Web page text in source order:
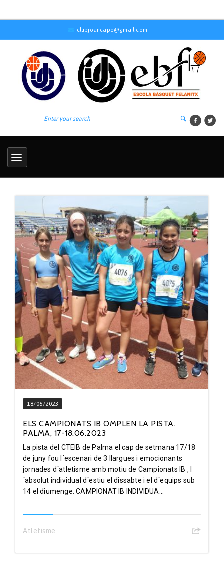
clubjoancapo@gmail.com
18/06/2023
ELS CAMPIONATS IB OMPLEN LA PISTA.
PALMA, 17-18.06.2023
La pista del CTEIB de Palma el cap de setmana 17/18
de juny fou l´escenari de 3 llargues i emocionants
jornades d´atletisme amb motiu de Campionats IB , l
´absolut individual d´estiu el dissabte i el d´equips sub
14 el diumenge. CAMPIONAT IB INDIVIDUA...
Atletisme